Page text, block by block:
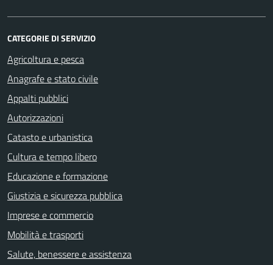
CATEGORIE DI SERVIZIO
Agricoltura e pesca
Anagrafe e stato civile
Appalti pubblici
Autorizzazioni
Catasto e urbanistica
Cultura e tempo libero
Educazione e formazione
Giustizia e sicurezza pubblica
Imprese e commercio
Mobilità e trasporti
Salute, benessere e assistenza